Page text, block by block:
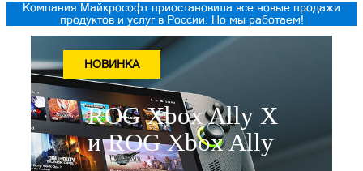
Компания Майкрософт приостановила все новые продажи
продуктов и услуг в России. Но мы работаем!
НОВИНКА
ROG Xbox Ally X
и ROG Xbox Ally